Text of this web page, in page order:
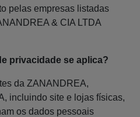
pelas empresas listadas
& CIA LTDA
privacidade se aplica?
da ZANANDREA,
incluindo site e lojas físicas,
os dados pessoais